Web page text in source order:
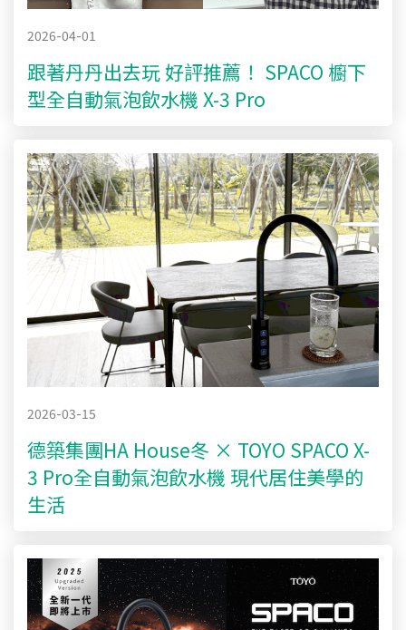
2026-04-01
跟著丹丹出去玩 好評推薦！ SPACO 櫥下
型全自動氣泡飲水機 X-3 Pro
2026-03-15
德築集團HA House冬 × TOYO SPACO X-
3 Pro全自動氣泡飲水機 現代居住美學的
生活